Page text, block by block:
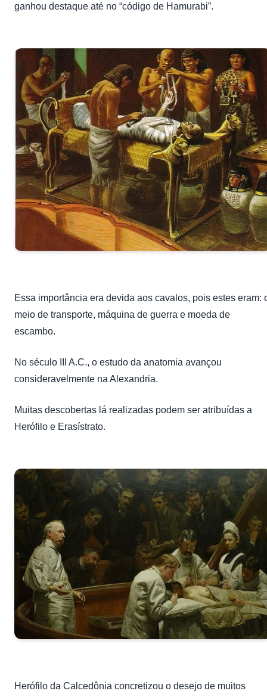
ganhou destaque até no “código de Hamurabi”.
Essa importância era devida aos cavalos, pois estes eram:
meio de transporte, máquina de guerra e moeda de
escambo.
No século III A.C., o estudo da anatomia avançou
consideravelmente na Alexandria.
Muitas descobertas lá realizadas podem ser atribuídas a
Herófilo e Erasístrato.
Herófilo da Calcedônia concretizou o desejo de muitos